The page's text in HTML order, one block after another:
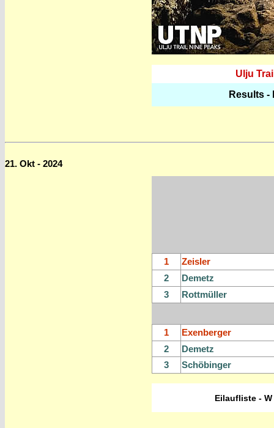
Ulju
Results -
21. Okt - 2024
1
Zeisler
2
Demetz
3
Rottmüller
1
Exenberger
2
Demetz
3
Schöbinger
Eilaufliste - W